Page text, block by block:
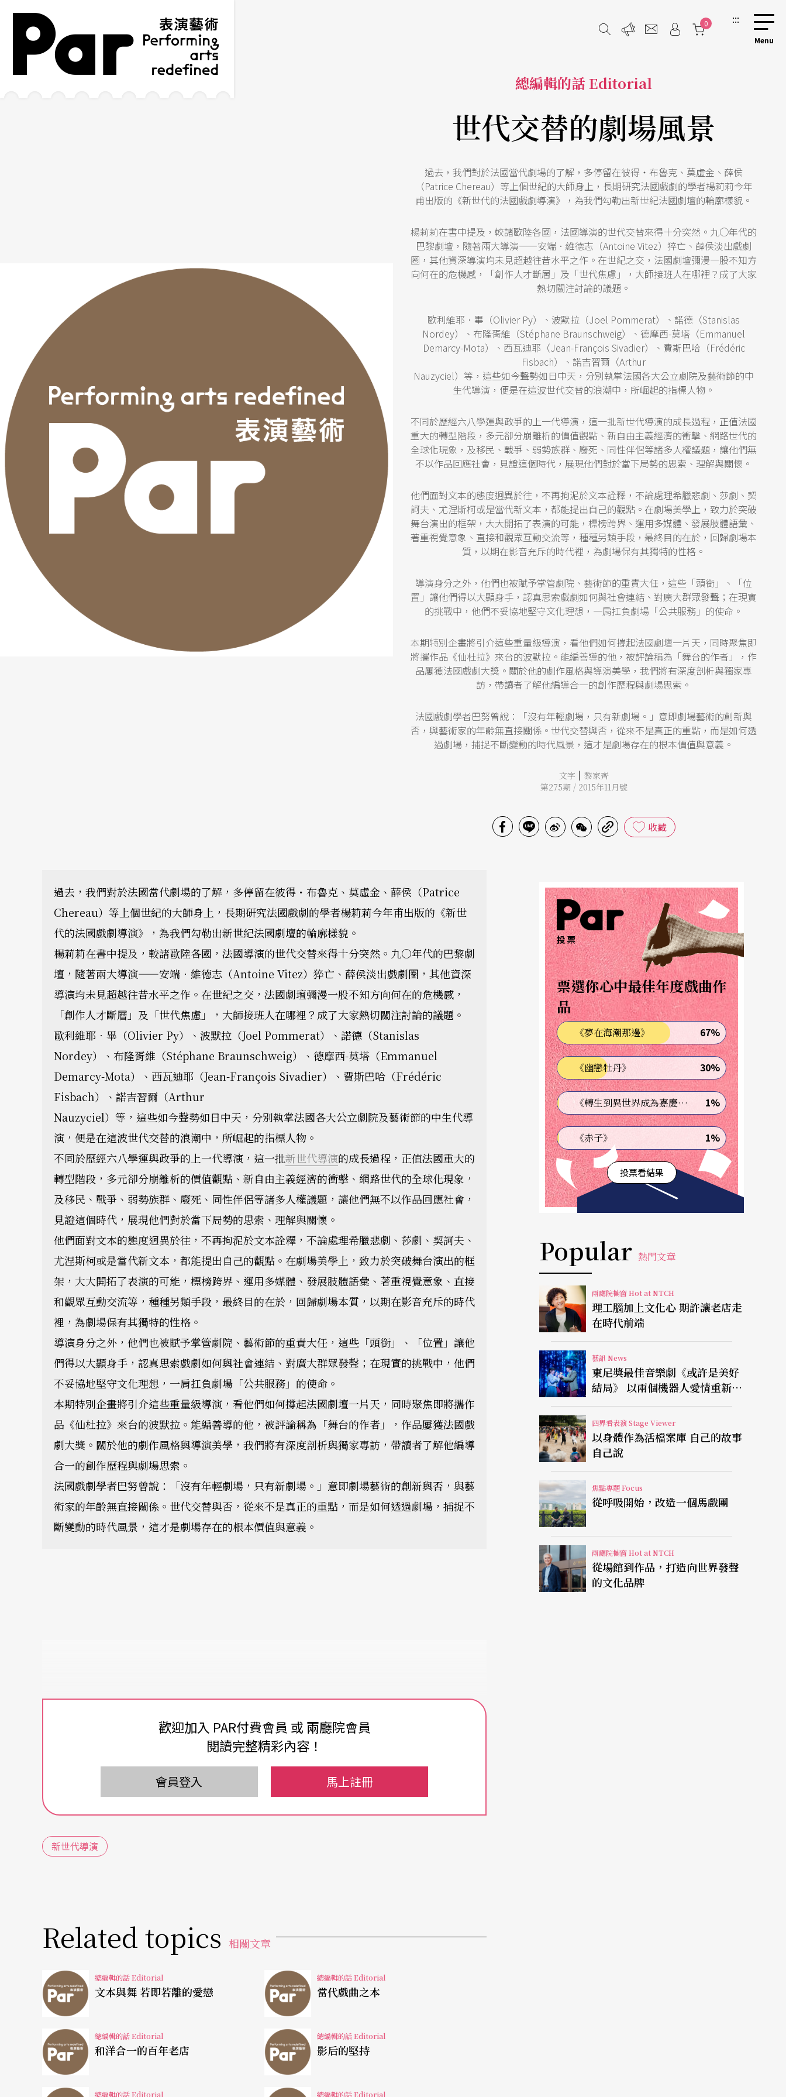
跳到主要內容區塊
網站導覽
0 :::
總編輯的話 Editorial
世代交替的劇場風景
過去，我們對於法國當代劇場的了解，多停留在彼得・布魯克、莫虛金、薛侯
（Patrice Chereau）等上個世紀的大師身上，長期研究法國戲劇的學者楊莉莉今年
甫出版的《新世代的法國戲劇導演》，為我們勾勒出新世紀法國劇壇的輪廓樣貌。
楊莉莉在書中提及，較諸歐陸各國，法國導演的世代交替來得十分突然。九○年代的
巴黎劇壇，隨著兩大導演——安端．維德志（Antoine Vitez）猝亡、薛侯淡出戲劇
圈，其他資深導演均未見超越往昔水平之作。在世紀之交，法國劇壇彌漫一股不知方
向何在的危機感，「創作人才斷層」及「世代焦慮」，大師接班人在哪裡？成了大家
熱切關注討論的議題。
歐利維耶．畢（Olivier Py）、波默拉（Joel Pommerat）、諾德（Stanislas
Nordey）、布隆胥維（Stéphane Braunschweig）、德摩西-莫塔（Emmanuel
Demarcy-Mota）、西瓦迪耶（Jean-François Sivadier）、費斯巴哈（Frédéric
Fisbach）、諾吉習爾（Arthur
Nauzyciel）等，這些如今聲勢如日中天，分別執掌法國各大公立劇院及藝術節的中
生代導演，便是在這波世代交替的浪潮中，所崛起的指標人物。
不同於歷經六八學運與政爭的上一代導演，這一批新世代導演的成長過程，正值法國
重大的轉型階段，多元卻分崩離析的價值觀點、新自由主義經濟的衝擊、網路世代的
全球化現象，及移民、戰爭、弱勢族群、廢死、同性伴侶等諸多人權議題，讓他們無
不以作品回應社會，見證這個時代，展現他們對於當下局勢的思索、理解與關懷。
他們面對文本的態度迥異於往，不再拘泥於文本詮釋，不論處理希臘悲劇、莎劇、契
訶夫、尤涅斯柯或是當代新文本，都能提出自己的觀點。在劇場美學上，致力於突破
舞台演出的框架，大大開拓了表演的可能，標榜跨界、運用多媒體、發展肢體語彙、
著重視覺意象、直接和觀眾互動交流等，種種另類手段，最終目的在於，回歸劇場本
質，以期在影音充斥的時代裡，為劇場保有其獨特的性格。
導演身分之外，他們也被賦予掌管劇院、藝術節的重責大任，這些「頭銜」、「位
置」讓他們得以大顯身手，認真思索戲劇如何與社會連結、對廣大群眾發聲；在現實
的挑戰中，他們不妥協地堅守文化理想，一肩扛負劇場「公共服務」的使命。
本期特別企畫將引介這些重量級導演，看他們如何撐起法國劇壇一片天，同時聚焦即
將攜作品《仙杜拉》來台的波默拉。能編善導的他，被評論稱為「舞台的作者」，作
品屢獲法國戲劇大獎。關於他的劇作風格與導演美學，我們將有深度剖析與獨家專
訪，帶讀者了解他編導合一的創作歷程與劇場思索。
法國戲劇學者巴努曾說：「沒有年輕劇場，只有新劇場。」意即劇場藝術的創新與
否，與藝術家的年齡無直接關係。世代交替與否，從來不是真正的重點，而是如何透
過劇場，捕捉不斷變動的時代風景，這才是劇場存在的根本價值與意義。
文字 | 黎家齊
第275期 / 2015年11月號
收藏
過去，我們對於法國當代劇場的了解，多停留在彼得・布魯克、莫虛金、薛侯（Patrice
Chereau）等上個世紀的大師身上，長期研究法國戲劇的學者楊莉莉今年甫出版的《新世
代的法國戲劇導演》，為我們勾勒出新世紀法國劇壇的輪廓樣貌。
楊莉莉在書中提及，較諸歐陸各國，法國導演的世代交替來得十分突然。九○年代的巴黎劇
壇，隨著兩大導演——安端．維德志（Antoine Vitez）猝亡、薛侯淡出戲劇圈，其他資深
導演均未見超越往昔水平之作。在世紀之交，法國劇壇彌漫一股不知方向何在的危機感，
「創作人才斷層」及「世代焦慮」，大師接班人在哪裡？成了大家熱切關注討論的議題。
歐利維耶．畢（Olivier Py）、波默拉（Joel Pommerat）、諾德（Stanislas
Nordey）、布隆胥維（Stéphane Braunschweig）、德摩西-莫塔（Emmanuel
Demarcy-Mota）、西瓦迪耶（Jean-François Sivadier）、費斯巴哈（Frédéric
Fisbach）、諾吉習爾（Arthur
Nauzyciel）等，這些如今聲勢如日中天，分別執掌法國各大公立劇院及藝術節的中生代導
演，便是在這波世代交替的浪潮中，所崛起的指標人物。
不同於歷經六八學運與政爭的上一代導演，這一批新世代導演的成長過程，正值法國重大的
轉型階段，多元卻分崩離析的價值觀點、新自由主義經濟的衝擊、網路世代的全球化現象，
及移民、戰爭、弱勢族群、廢死、同性伴侶等諸多人權議題，讓他們無不以作品回應社會，
見證這個時代，展現他們對於當下局勢的思索、理解與關懷。
他們面對文本的態度迥異於往，不再拘泥於文本詮釋，不論處理希臘悲劇、莎劇、契訶夫、
尤涅斯柯或是當代新文本，都能提出自己的觀點。在劇場美學上，致力於突破舞台演出的框
架，大大開拓了表演的可能，標榜跨界、運用多媒體、發展肢體語彙、著重視覺意象、直接
和觀眾互動交流等，種種另類手段，最終目的在於，回歸劇場本質，以期在影音充斥的時代
裡，為劇場保有其獨特的性格。
導演身分之外，他們也被賦予掌管劇院、藝術節的重責大任，這些「頭銜」、「位置」讓他
們得以大顯身手，認真思索戲劇如何與社會連結、對廣大群眾發聲；在現實的挑戰中，他們
不妥協地堅守文化理想，一肩扛負劇場「公共服務」的使命。
本期特別企畫將引介這些重量級導演，看他們如何撐起法國劇壇一片天，同時聚焦即將攜作
品《仙杜拉》來台的波默拉。能編善導的他，被評論稱為「舞台的作者」，作品屢獲法國戲
劇大獎。關於他的劇作風格與導演美學，我們將有深度剖析與獨家專訪，帶讀者了解他編導
合一的創作歷程與劇場思索。
法國戲劇學者巴努曾說：「沒有年輕劇場，只有新劇場。」意即劇場藝術的創新與否，與藝
術家的年齡無直接關係。世代交替與否，從來不是真正的重點，而是如何透過劇場，捕捉不
斷變動的時代風景，這才是劇場存在的根本價值與意義。
歡迎加入 PAR付費會員 或 兩廳院會員
閱讀完整精彩內容！
會員登入 馬上註冊
新世代導演
Related topics 相關文章
總編輯的話 Editorial
文本與舞 若即若離的愛戀
總編輯的話 Editorial
當代戲曲之本
總編輯的話 Editorial
和洋合一的百年老店
總編輯的話 Editorial
影后的堅持
總編輯的話 Editorial 總編輯的話 Editorial
投票
票選你心中最佳年度戲曲作
品
《夢在海潮那邊》 67%
《幽戀牡丹》 30%
《轉生到異世界成為嘉慶君—發現我的祖先是詐騙集團!?》 1%
《赤子》 1%
投票看結果
Popular 熱門文章
兩廳院櫥窗 Hot at NTCH
理工腦加上文化心 期許讓老店走
在時代前端
藝訊 News
東尼獎最佳音樂劇《或許是美好
結局》 以兩個機器人愛情重新凝
視有限人生
四界看表演 Stage Viewer
以身體作為活檔案庫 自己的故事
自己說
焦點專題 Focus
從呼吸開始，改造一個馬戲團
兩廳院櫥窗 Hot at NTCH
從場館到作品，打造向世界發聲
的文化品牌